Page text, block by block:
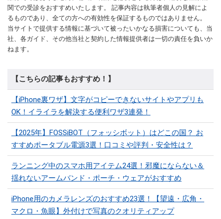
関での受診をおすすめいたします。 記事内容は執筆者個人の見解によ
るものであり、全ての方への有効性を保証するものではありません。
当サイトで提供する情報に基づいて被ったいかなる損害についても、当
社、各ガイド、その他当社と契約した情報提供者は一切の責任を負いか
ねます。
【こちらの記事もおすすめ！】
【iPhone裏ワザ】文字がコピーできないサイトやアプリも
OK！イライラを解決する便利ワザ3連発！
【2025年】FOSSiBOT（フォッシボット）はどこの国？ お
すすめポータブル電源3選！口コミや評判・安全性は？
ランニング中のスマホ用アイテム24選！邪魔にならない＆
揺れないアームバンド・ポーチ・ウェアがおすすめ
iPhone用のカメラレンズのおすすめ23選！【望遠・広角・
マクロ・魚眼】外付けで写真のクオリティアップ